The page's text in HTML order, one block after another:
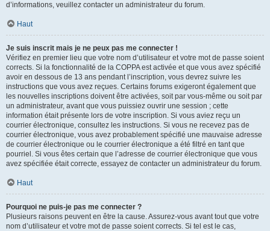
d’informations, veuillez contacter un administrateur du forum.
Haut
Je suis inscrit mais je ne peux pas me connecter !
Vérifiez en premier lieu que votre nom d’utilisateur et votre mot de passe soient
corrects. Si la fonctionnalité de la COPPA est activée et que vous avez spécifié
avoir en dessous de 13 ans pendant l’inscription, vous devrez suivre les
instructions que vous avez reçues. Certains forums exigeront également que
les nouvelles inscriptions doivent être activées, soit par vous-même ou soit par
un administrateur, avant que vous puissiez ouvrir une session ; cette
information était présente lors de votre inscription. Si vous aviez reçu un
courrier électronique, consultez les instructions. Si vous ne recevez pas de
courrier électronique, vous avez probablement spécifié une mauvaise adresse
de courrier électronique ou le courrier électronique a été filtré en tant que
pourriel. Si vous êtes certain que l’adresse de courrier électronique que vous
avez spécifiée était correcte, essayez de contacter un administrateur du forum.
Haut
Pourquoi ne puis-je pas me connecter ?
Plusieurs raisons peuvent en être la cause. Assurez-vous avant tout que votre
nom d’utilisateur et votre mot de passe soient corrects. Si tel est le cas,